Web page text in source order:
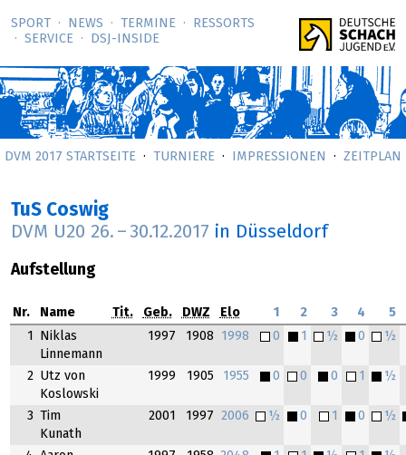
SPORT NEWS TERMINE
RESSORTS
SERVICE
DSJ-­INSIDE
DVM 2017 STARTSEITE TURNIERE IMPRESSIONEN ZEITPLAN
TuS Coswig
DVM U20 26. – 30.12.2017 in Düsseldorf
Aufstellung
Nr. Name Tit. Geb. DWZ Elo 1 2 3 4 5
1
Niklas
Linnemann
1997 1908 1998 0 1 ½ 0 ½
2 Utz von
Koslowski
1999 1905 1955 0 0 0 1 ½
3
Tim
Kunath
2001 1997 2006 ½ 0 1 0 ½